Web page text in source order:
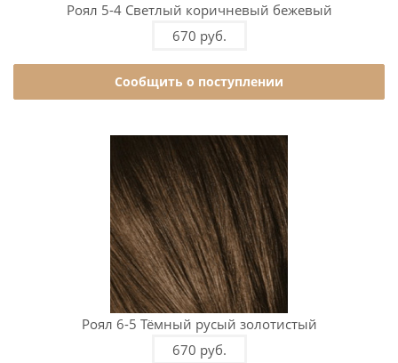
Роял 5-4 Светлый коричневый бежевый
670 руб.
Сообщить о поступлении
Роял 6-5 Тёмный русый золотистый
670 руб.